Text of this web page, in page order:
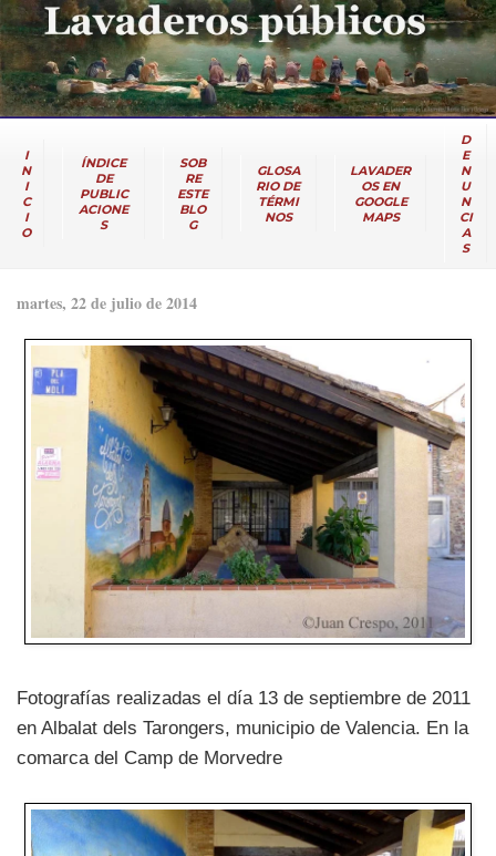
I
N
I
C
I
O
ÍNDICE
DE
PUBLIC
ACIONE
S
SOB
RE
ESTE
BLO
G
GLOSA
RIO DE
TÉRMI
NOS
LAVADER
OS EN
GOOGLE
MAPS
D
E
N
U
N
CI
A
S
martes, 22 de julio de 2014
Fotografías realizadas el día 13 de septiembre de 2011
en Albalat dels Tarongers, municipio de Valencia. En la
comarca del Camp de Morvedre